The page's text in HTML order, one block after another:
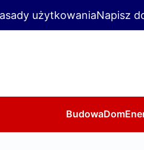
użytkowaniaNapisz
BudowaDom